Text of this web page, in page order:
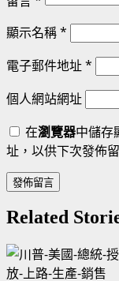
顯示名稱*
電子郵件地址*
個人網站網址
在瀏覽器中儲存
址，以供下次發佈
Related